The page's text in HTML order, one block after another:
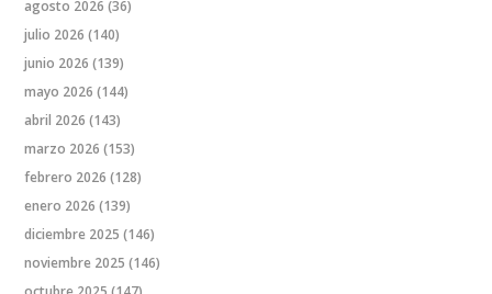
agosto 2026 (36)
julio 2026 (140)
junio 2026 (139)
mayo 2026 (144)
abril 2026 (143)
marzo 2026 (153)
febrero 2026 (128)
enero 2026 (139)
diciembre 2025 (146)
noviembre 2025 (146)